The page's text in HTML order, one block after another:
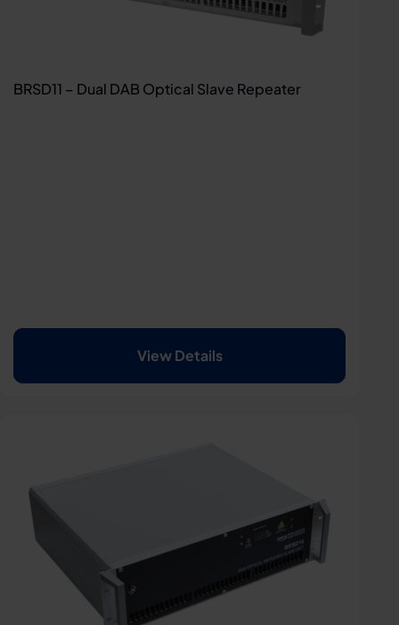
BRSD11 – Dual DAB Optical Slave Repeater
View Details